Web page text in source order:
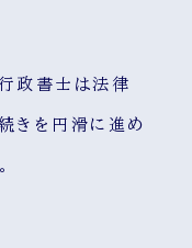
政書士は法律
きを円滑に進め